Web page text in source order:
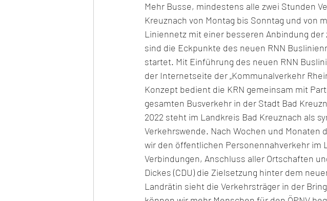
Mehr Busse, mindestens alle zwei Stunden
Kreuznach von Montag bis Sonntag und
Liniennetz mit einer besseren Anbindung
sind die Eckpunkte des neuen RNN
startet. Mit Einführung des neuen RNN
der Internetseite der „Kommunalverkehr
Konzept bedient die KRN gemeinsam mit
gesamten Busverkehr in der Stadt Bad
2022 steht im Landkreis Bad Kreuznach als
Verkehrswende. Nach Wochen und
wir den öffentlichen Personennahverkehr im
Verbindungen, Anschluss aller Ortschaften
Dickes (CDU) die Zielsetzung hinter dem
Landrätin sieht die Verkehrsträger in der